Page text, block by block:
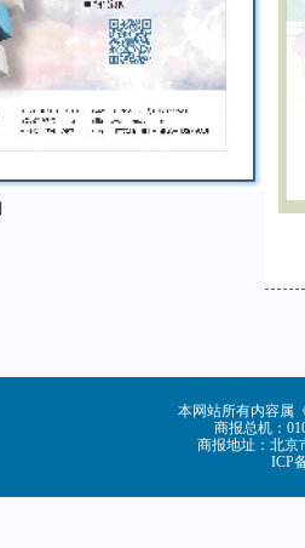
本网站所有内容属
商报总机：
商报地址：北京
ICP